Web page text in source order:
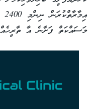
މަސައްކަތް ފަށާނެ އާ